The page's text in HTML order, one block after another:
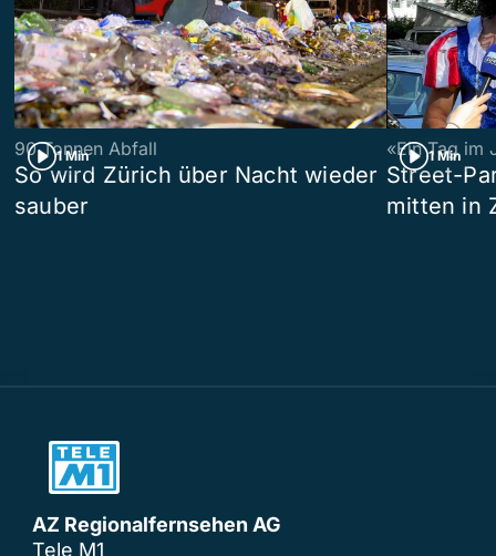
1 Min
90 Tonnen Abfall
So wird Zürich über Nacht wieder
sauber
1 Min
«Ein Tag im
Street-
mitten in
AZ Regionalfernsehen AG
Tele M1